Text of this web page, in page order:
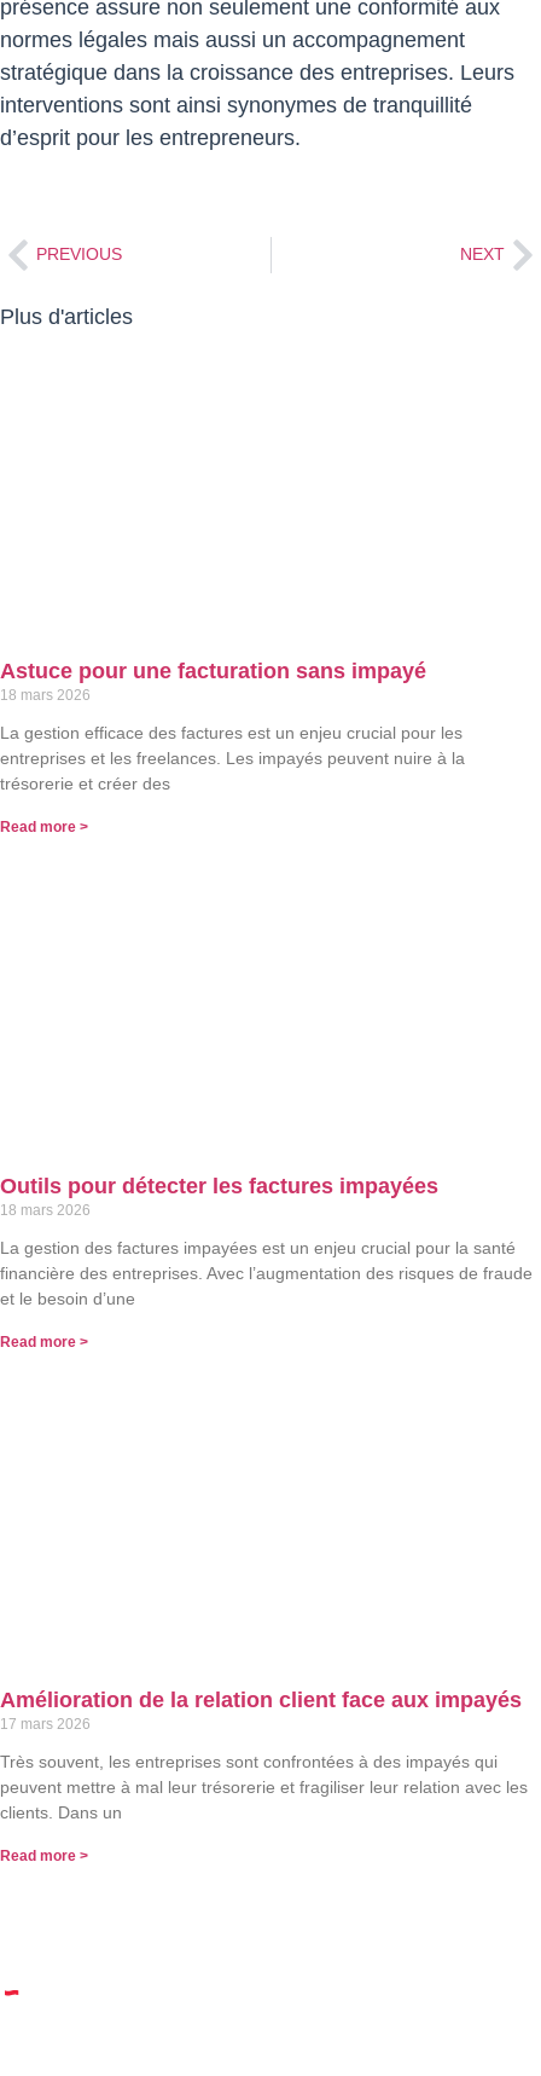
présence assure non seulement une conformité aux
normes légales mais aussi un accompagnement
stratégique dans la croissance des entreprises. Leurs
interventions sont ainsi synonymes de tranquillité
d’esprit pour les entrepreneurs.
PREVIOUS NEXT
Plus d'articles
Astuce pour une facturation sans impayé
18 mars 2026
La gestion efficace des factures est un enjeu crucial pour les
entreprises et les freelances. Les impayés peuvent nuire à la
trésorerie et créer des
Read more >
Outils pour détecter les factures impayées
18 mars 2026
La gestion des factures impayées est un enjeu crucial pour la santé
financière des entreprises. Avec l’augmentation des risques de fraude
et le besoin d’une
Read more >
Amélioration de la relation client face aux impayés
17 mars 2026
Très souvent, les entreprises sont confrontées à des impayés qui
peuvent mettre à mal leur trésorerie et fragiliser leur relation avec les
clients. Dans un
Read more >